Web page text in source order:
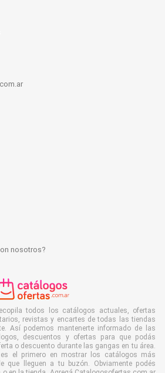
nosotros?
todos los catálogos actuales, ofertas
revistas y encartes de todas las tiendas
Así podemos mantenerte informado de las
descuentos y ofertas para que podás
o descuento durante las gangas en tu área.
el primero en mostrar los catálogos más
que lleguen a tu buzón. Obviamente podés